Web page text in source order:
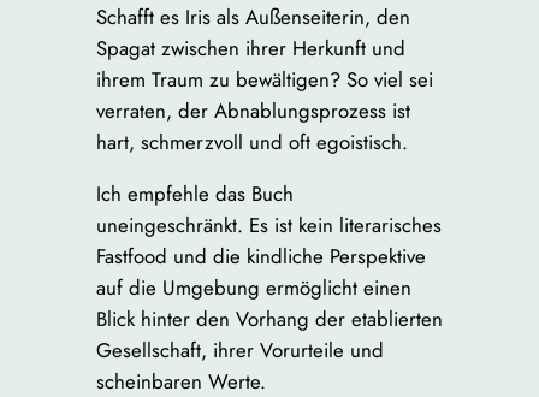
Schafft es Iris als Außenseiterin, den
Spagat zwischen ihrer Herkunft und
ihrem Traum zu bewältigen? So viel sei
verraten, der Abnablungsprozess ist
hart, schmerzvoll und oft egoistisch.
Ich empfehle das Buch
uneingeschränkt. Es ist kein literarisches
Fastfood und die kindliche Perspektive
auf die Umgebung ermöglicht einen
Blick hinter den Vorhang der etablierten
Gesellschaft, ihrer Vorurteile und
scheinbaren Werte.